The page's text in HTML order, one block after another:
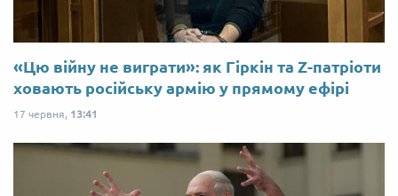
«Цю війну не виграти»: як Гіркін та Z-патріоти
ховають російську армію у прямому ефірі
17 червня, 13:41